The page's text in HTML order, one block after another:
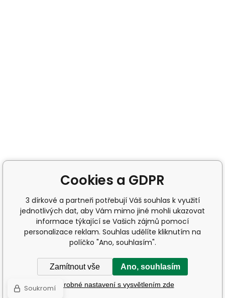
Cookies a GDPR
3 dírkové a partneři potřebují Váš souhlas k využití
jednotlivých dat, aby Vám mimo jiné mohli ukazovat
informace týkající se Vašich zájmů pomocí
personalizace reklam. Souhlas udělíte kliknutím na
políčko "Ano, souhlasím".
Zamítnout vše Ano, souhlasím
Podrobné nastavení s vysvětlením zde
Soukromí